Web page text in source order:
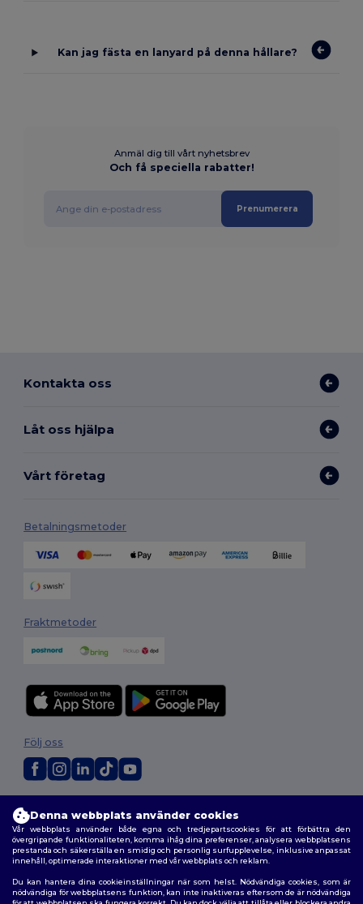
Kan jag fästa en lanyard på denna hållare?
Anmäl dig till vårt nyhetsbrev
Och få speciella rabatter!
Prenumerera
Kontakta oss
Låt oss hjälpa
Vårt företag
Betalningsmetoder
Fraktmetoder
Allmänna Villkor|Anpassad policy|Integritetspolicy
|Karta över webbplatsen
Följ oss
Denna webbplats använder cookies
Vår webbplats använder både egna och tredjepartscookies för att förbättra den
övergripande funktionaliteten, komma ihåg dina preferenser, analysera webbplatsens
prestanda och säkerställa en smidig och personlig surfupplevelse, inklusive anpassat
innehåll, optimerade interaktioner med vår webbplats och reklam.
Du kan hantera dina cookieinställningar när som helst. Nödvändiga cookies, som är
nödvändiga för webbplatsens funktion, kan inte inaktiveras eftersom de är nödvändiga